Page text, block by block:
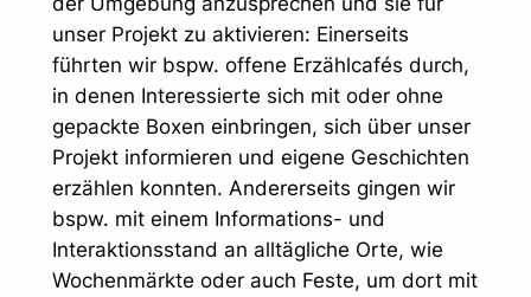
unser Projekt zu aktivieren: Einerseits
führten wir bspw. offene Erzählcafés durch,
in denen Interessierte sich mit oder ohne
gepackte Boxen einbringen, sich über unser
Projekt informieren und eigene Geschichten
erzählen konnten. Andererseits gingen wir
bspw. mit einem Informations- und
Interaktionsstand an alltägliche Orte, wie
Wochenmärkte oder auch Feste, um dort mit